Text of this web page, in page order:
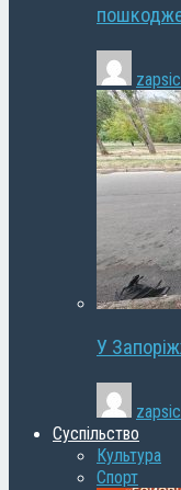
У
Суспільство
Культура
Спорт